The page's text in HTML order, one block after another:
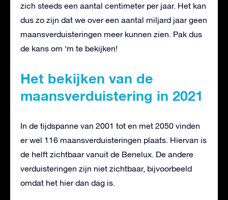
zich steeds een aantal centimeter per jaar. Het kan
dus zo zijn dat we over een aantal miljard jaar geen
maansverduisteringen meer kunnen zien. Pak dus
de kans om ‘m te bekijken!
Het bekijken van de
maansverduistering in 2021
In de tijdspanne van 2001 tot en met 2050 vinden
er wel 116 maansverduisteringen plaats. Hiervan is
de helft zichtbaar vanuit de Benelux. De andere
verduisteringen zijn niet zichtbaar, bijvoorbeeld
omdat het hier dan dag is.